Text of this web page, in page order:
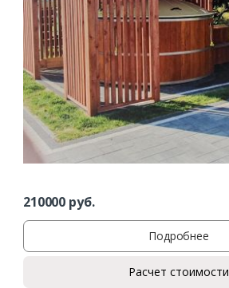
210000 руб.
Подробнее
Расчет стоимости